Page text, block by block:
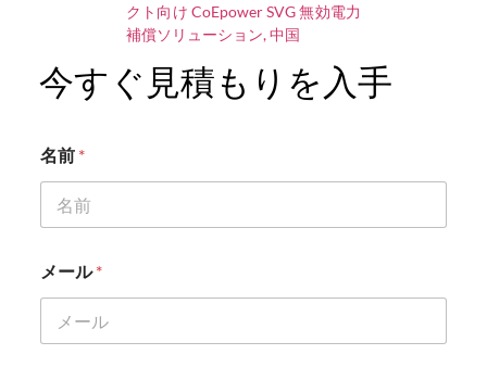
クト向け CoEpower SVG 無効電力
補償ソリューション, 中国
今すぐ見積もりを入手
名前 *
メ
ー
メ
メール*